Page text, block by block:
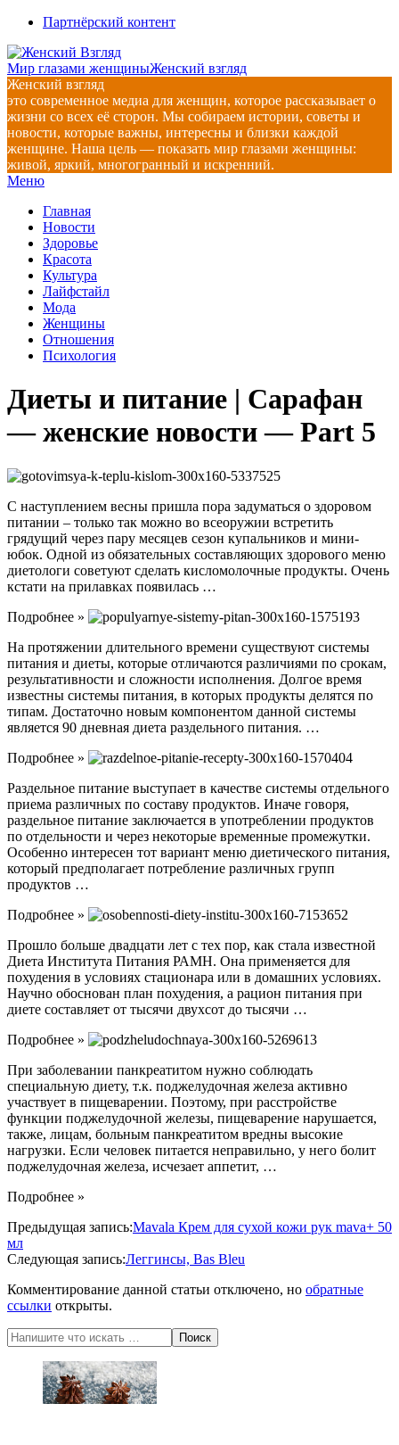
Перейти
содержимому
Партнёрский контент
Мир глазами женщиныЖенский взгляд
Женский взгляд
это современное медиа для женщин, которое рассказывает о
жизни со всех её сторон. Мы собираем истории, советы и
новости, которые важны, интересны и близки каждой
женщине. Наша цель — показать мир глазами женщины:
живой, яркий, многогранный и искренний.
Главное
меню
Меню
Главная
Новости
Здоровье
Красота
Культура
Лайфстайл
Мода
Женщины
Отношения
Психология
Диеты и питание | Сарафан
— женские новости — Part 5
С наступлением весны пришла пора задуматься о здоровом
питании – только так можно во всеоружии встретить
грядущий через пару месяцев сезон купальников и мини-
юбок. Одной из обязательных составляющих здорового меню
диетологи советуют сделать кисломолочные продукты. Очень
кстати на прилавках появилась …
Подробнее »
На протяжении длительного времени существуют системы
питания и диеты, которые отличаются различиями по срокам,
результативности и сложности исполнения. Долгое время
известны системы питания, в которых продукты делятся по
типам. Достаточно новым компонентом данной системы
является 90 дневная диета раздельного питания. …
Подробнее »
Раздельное питание выступает в качестве системы отдельного
приема различных по составу продуктов. Иначе говоря,
раздельное питание заключается в употреблении продуктов
по отдельности и через некоторые временные промежутки.
Особенно интересен тот вариант меню диетического питания,
который предполагает потребление различных групп
продуктов …
Подробнее »
Прошло больше двадцати лет с тех пор, как стала известной
Диета Института Питания РАМН. Она применяется для
похудения в условиях стационара или в домашних условиях.
Научно обоснован план похудения, а рацион питания при
диете составляет от тысячи двухсот до тысячи …
Подробнее »
При заболевании панкреатитом нужно соблюдать
специальную диету, т.к. поджелудочная железа активно
участвует в пищеварении. Поэтому, при расстройстве
функции поджелудочной железы, пищеварение нарушается,
также, лицам, больным панкреатитом вредны высокие
нагрузки. Если человек питается неправильно, у него болит
поджелудочная железа, исчезает аппетит, …
Подробнее »
2016-
06-
22
Предыдущая запись:Mavala Крем для сухой кожи рук mava+ 50
мл
Следующая запись:Леггинсы, Bas Bleu
Комментирование данной статьи отключено, но обратные
ссылки открыты.
Поиск